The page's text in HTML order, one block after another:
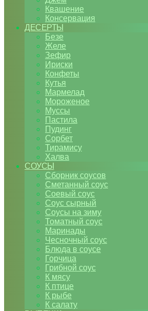
Квашение
Консервация
ДЕСЕРТЫ
Безе
Желе
Зефир
Ириски
Конфеты
Кутья
Мармелад
Мороженое
Муссы
Пастила
Пудинг
Сорбет
Тирамису
Халва
СОУСЫ
Сборник соусов
Сметанный соус
Соевый соус
Соус сырный
Соусы на зиму
Томатный соус
Маринады
Чесночный соус
Блюда в соусе
Горчица
Грибной соус
К мясу
К птице
К рыбе
К салату